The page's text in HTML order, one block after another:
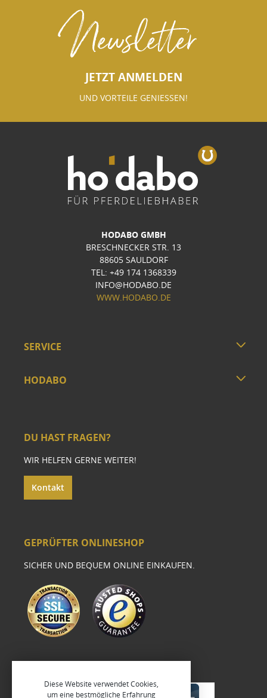
Newsletter
JETZT ANMELDEN
UND VORTEILE GENIESSEN!
HODABO GMBH
BRESCHNECKER STR. 13
88605 SAULDORF
TEL: +49 174 1368339
INFO@HODABO.DE
WWW.HODABO.DE
SERVICE
HODABO
DU HAST FRAGEN?
WIR HELFEN GERNE WEITER!
Kontakt
GEPRÜFTER ONLINESHOP
SICHER UND BEQUEM ONLINE EINKAUFEN.
Diese Website verwendet Cookies,
um eine bestmögliche Erfahrung